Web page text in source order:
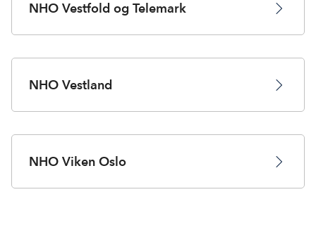
NHO Vestfold og Telemark
NHO Vestland
NHO Viken Oslo